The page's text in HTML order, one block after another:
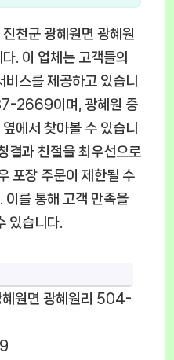
천군 광혜원면 광혜원
. 이 업체는 고객들의
스를 제공하고 있습니
2669이며, 광혜원 중
에서 찾아볼 수 있습니
결과 친절을 최우선으로
포장 주문이 제한될 수
이를 통해 고객 만족을
있습니다.
혜원면 광혜원리 504-